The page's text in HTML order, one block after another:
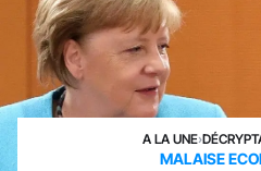
A LA UNE›
MALAISE